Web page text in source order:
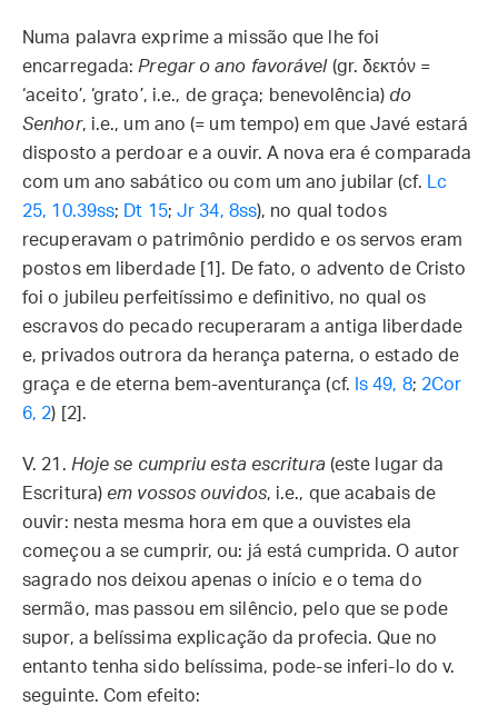
Numa palavra exprime a missão que lhe foi
encarregada: Pregar o ano favorável (gr. δεκτόν =
‘aceito’, ‘grato’, i.e., de graça; benevolência) do
Senhor, i.e., um ano (= um tempo) em que Javé estará
disposto a perdoar e a ouvir. A nova era é comparada
com um ano sabático ou com um ano jubilar (cf.
Lc
25, 10.39ss; Dt 15;Jr 34, 8ss), no qual todos
recuperavam o patrimônio perdido e os servos eram
postos em liberdade [1]. De fato, o advento de Cristo
foi o jubileu perfeitíssimo e definitivo, no qual os
escravos do pecado recuperaram a antiga liberdade
e, privados outrora da herança paterna, o estado de
graça e de eterna bem-aventurança (cf. Is 49, 8; 2Cor
6, 2) [2].
V. 21. Hoje se cumpriu esta escritura(este lugar da
Escritura) em vossos ouvidos, i.e., que acabais de
ouvir: nesta mesma hora em que a ouvistes ela
começou a se cumprir, ou: já está cumprida. O autor
sagrado nos deixou apenas o início e o tema do
sermão, mas passou em silêncio, pelo que se pode
supor, a belíssima explicação da profecia. Que no
entanto tenha sido belíssima, pode-se inferi-lo do v.
seguinte. Com efeito: